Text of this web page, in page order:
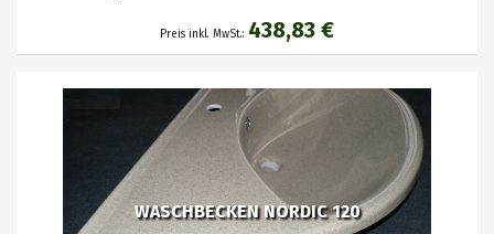
Preis inkl. MwSt.: 438,83 €
WASCHBECKEN NORDIC 120